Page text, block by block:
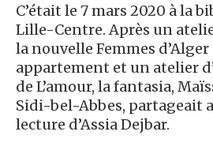
C’était le 7 mars 2020 à la
Lille-Centre. Après un
la nouvelle Femmes
appartement et un atelier
de L’amour, la fantasia,
Sidi-bel-Abbes, partageait
lecture d’Assia Dejbar.